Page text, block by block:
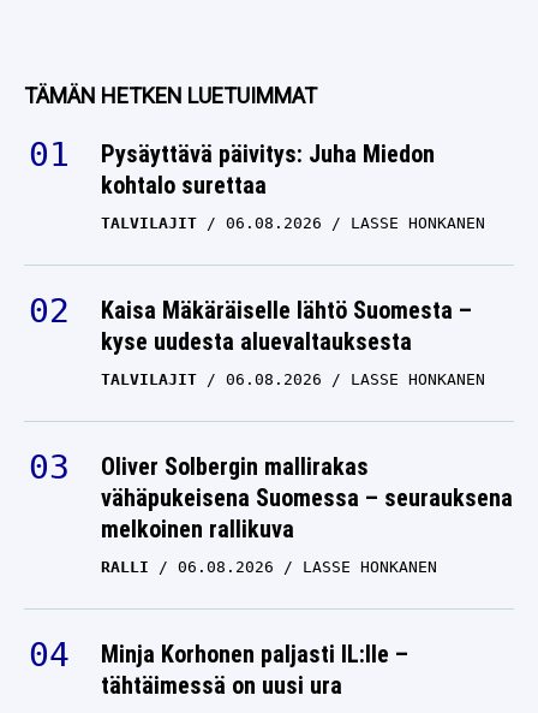
TÄMÄN HETKEN LUETUIMMAT
Pysäyttävä päivitys: Juha Miedon
kohtalo surettaa
TALVILAJIT 06.08.2026 LASSE HONKANEN
Kaisa Mäkäräiselle lähtö Suomesta –
kyse uudesta aluevaltauksesta
TALVILAJIT 06.08.2026 LASSE HONKANEN
Oliver Solbergin mallirakas
vähäpukeisena Suomessa – seurauksena
melkoinen rallikuva
RALLI 06.08.2026 LASSE HONKANEN
Minja Korhonen paljasti IL:lle –
tähtäimessä on uusi ura